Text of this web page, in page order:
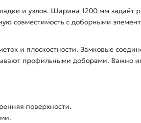
и узлов. Ширина 1200 мм задаёт
совместимость с доборными
и плоскостности. Замковые
профильными доборами. Важно
поверхности.